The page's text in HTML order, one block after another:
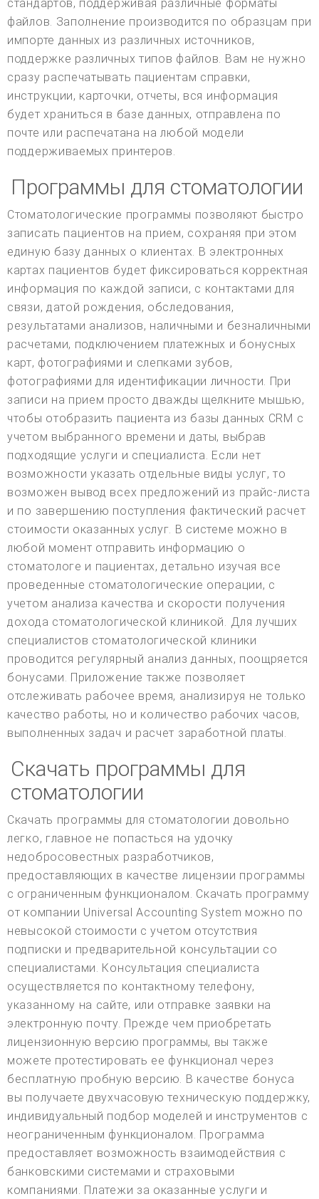
стандартов, поддерживая различные форматы
файлов. Заполнение производится по образцам при
импорте данных из различных источников,
поддержке различных типов файлов. Вам не нужно
сразу распечатывать пациентам справки,
инструкции, карточки, отчеты, вся информация
будет храниться в базе данных, отправлена по
почте или распечатана на любой модели
поддерживаемых принтеров.
Программы для стоматологии
Стоматологические программы позволяют быстро
записать пациентов на прием, сохраняя при этом
единую базу данных о клиентах. В электронных
картах пациентов будет фиксироваться корректная
информация по каждой записи, с контактами для
связи, датой рождения, обследования,
результатами анализов, наличными и безналичными
расчетами, подключением платежных и бонусных
карт, фотографиями и слепками зубов,
фотографиями для идентификации личности. При
записи на прием просто дважды щелкните мышью,
чтобы отобразить пациента из базы данных CRM с
учетом выбранного времени и даты, выбрав
подходящие услуги и специалиста. Если нет
возможности указать отдельные виды услуг, то
возможен вывод всех предложений из прайс-листа
и по завершению поступления фактический расчет
стоимости оказанных услуг. В системе можно в
любой момент отправить информацию о
стоматологе и пациентах, детально изучая все
проведенные стоматологические операции, с
учетом анализа качества и скорости получения
дохода стоматологической клиникой. Для лучших
специалистов стоматологической клиники
проводится регулярный анализ данных, поощряется
бонусами. Приложение также позволяет
отслеживать рабочее время, анализируя не только
качество работы, но и количество рабочих часов,
выполненных задач и расчет заработной платы.
Скачать программы для
стоматологии
Скачать программы для стоматологии довольно
легко, главное не попасться на удочку
недобросовестных разработчиков,
предоставляющих в качестве лицензии программы
с ограниченным функционалом. Скачать программу
от компании Universal Accounting System можно по
невысокой стоимости с учетом отсутствия
подписки и предварительной консультации со
специалистами. Консультация специалиста
осуществляется по контактному телефону,
указанному на сайте, или отправке заявки на
электронную почту. Прежде чем приобретать
лицензионную версию программы, вы также
можете протестировать ее функционал через
бесплатную пробную версию. В качестве бонуса
вы получаете двухчасовую техническую поддержку,
индивидуальный подбор моделей и инструментов с
неограниченным функционалом. Программа
предоставляет возможность взаимодействия с
банковскими системами и страховыми
компаниями. Платежи за оказанные услуги и